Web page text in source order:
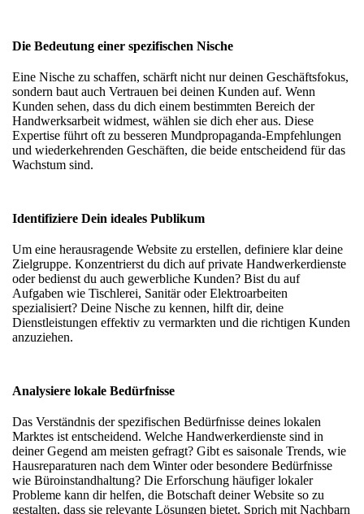
Die Bedeutung einer spezifischen Nische
Eine Nische zu schaffen, schärft nicht nur deinen Geschäftsfokus,
sondern baut auch Vertrauen bei deinen Kunden auf. Wenn
Kunden sehen, dass du dich einem bestimmten Bereich der
Handwerksarbeit widmest, wählen sie dich eher aus. Diese
Expertise führt oft zu besseren Mundpropaganda-Empfehlungen
und wiederkehrenden Geschäften, die beide entscheidend für das
Wachstum sind.
Identifiziere Dein ideales Publikum
Um eine herausragende Website zu erstellen, definiere klar deine
Zielgruppe. Konzentrierst du dich auf private Handwerkerdienste
oder bedienst du auch gewerbliche Kunden? Bist du auf
Aufgaben wie Tischlerei, Sanitär oder Elektroarbeiten
spezialisiert? Deine Nische zu kennen, hilft dir, deine
Dienstleistungen effektiv zu vermarkten und die richtigen Kunden
anzuziehen.
Analysiere lokale Bedürfnisse
Das Verständnis der spezifischen Bedürfnisse deines lokalen
Marktes ist entscheidend. Welche Handwerkerdienste sind in
deiner Gegend am meisten gefragt? Gibt es saisonale Trends, wie
Hausreparaturen nach dem Winter oder besondere Bedürfnisse
wie Büroinstandhaltung? Die Erforschung häufiger lokaler
Probleme kann dir helfen, die Botschaft deiner Website so zu
gestalten, dass sie relevante Lösungen bietet. Sprich mit Nachbarn